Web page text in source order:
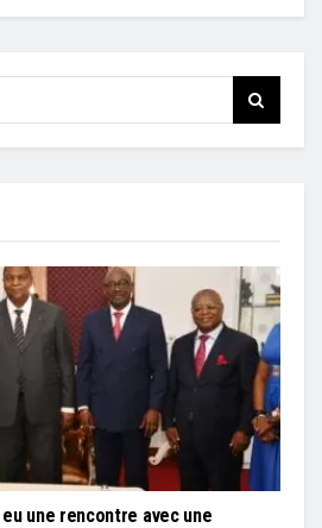
une rencontre avec une